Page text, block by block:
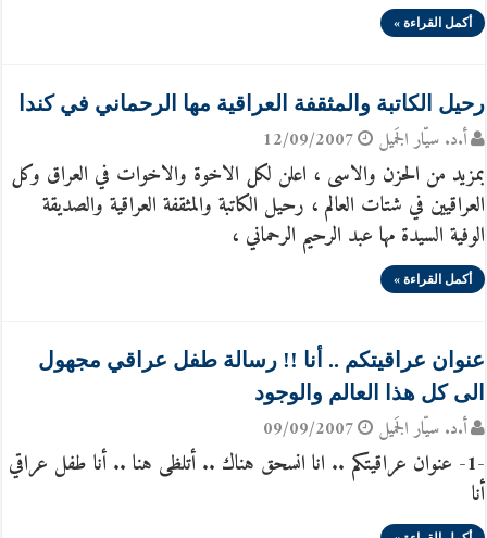
أكمل القراءة »
رحيل الكاتبة والمثقفة العراقية مها الرحماني في كندا
أ.د. سيّار الجَميل 12/09/2007
بمزيد من الحزن والاسى ، اعلن لكل الاخوة والاخوات في العراق وكل
العراقيين في شتات العالم ، رحيل الكاتبة والمثقفة العراقية والصديقة
الوفية السيدة مها عبد الرحيم الرحماني ،
أكمل القراءة »
عنوان عراقيتكم .. أنا !! رسالة طفل عراقي مجهول
الى كل هذا العالم والوجود
أ.د. سيّار الجَميل 09/09/2007
-1- عنوان عراقيتكم .. انا انسحق هناك .. أتلظى هنا .. أنا طفل عراقي
أنا